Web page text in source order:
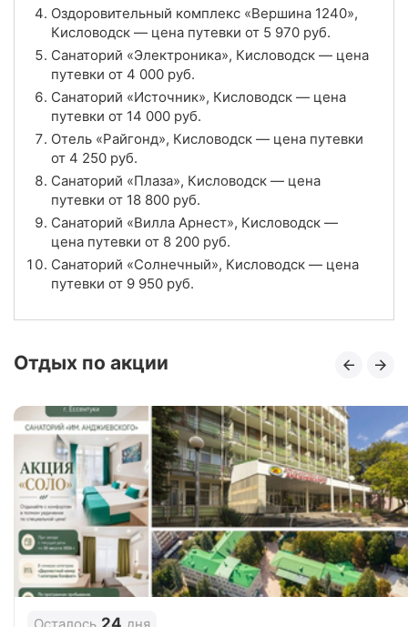
Цена в сутки от7 400руб.
Рейтинг 3.5
Отзывы 10 отзывов
Санаторий «Москва», Кисловодск
Цена в сутки
Рейтинг 4.4
Отзывы 44 отзывов
Санаторий «Кругозор», Кисловодск
Цена в сутки от6 600руб.
Рейтинг 4.7
Отзывы 15 отзывов
Санаторий «Горького», Кисловодск
Цена в сутки от6 500руб.
Рейтинг 4.0
Отзывы 11 отзывов
Санаторий «Вилла Арнест», Кисловодск
Оздоровительный комплекс «Вершина 1240»,
Кисловодск — цена путевки от 5 970 руб.
Санаторий «Электроника», Кисловодск — цена
путевки от 4 000 руб.
Санаторий «Источник», Кисловодск — цена
путевки от 14 000 руб.
Отель «Райгонд», Кисловодск — цена путевки
от 4 250 руб.
Санаторий «Плаза», Кисловодск — цена
путевки от 18 800 руб.
Санаторий «Вилла Арнест», Кисловодск —
цена путевки от 8 200 руб.
Санаторий «Солнечный», Кисловодск — цена
путевки от 9 950 руб.
Отдых по акции
24